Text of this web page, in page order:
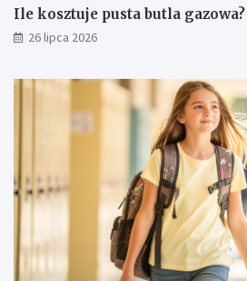
Ile kosztuje pusta butla gazowa?
26 lipca 2026